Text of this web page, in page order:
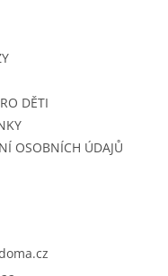
DĚTI
OSOBNÍCH ÚDAJŮ